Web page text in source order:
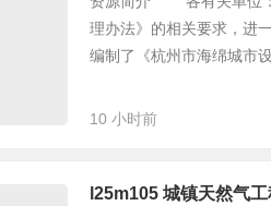
理办法》的相关要求，进
编制了《杭州市海绵城市
10 小时前
l25m105 城镇天然气工